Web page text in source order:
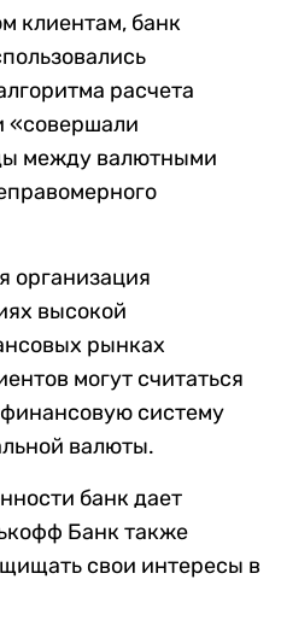
клиентам, банк
расчета
«совершали
между валютными
организация
высокой
рынках
могут считаться
систему
валюты.
банк дает
Банк также
свои интересы в